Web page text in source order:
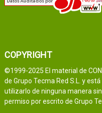
COPYRIGHT
©1999-2025 El material de
de Grupo Tecma Red S.L. y
utilizarlo de ninguna manera
permiso por escrito de Grupo